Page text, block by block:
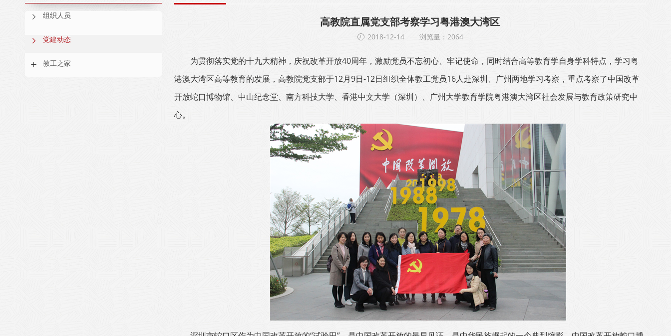
组织人员
党建动态
教工之家
高教院直属党支部考察学习粤港澳大湾区
2018-12-14 浏览量：2064
为贯彻落实党的十九大精神，庆祝改革开放40周年，激励党员不忘初心、牢记使命，同时结合高等教育学自身学科特点，学习粤
港澳大湾区高等教育的发展，高教院党支部于12月9日-12日组织全体教工党员16人赴深圳、广州两地学习考察，重点考察了中国改革
开放蛇口博物馆、中山纪念堂、南方科技大学、香港中文大学（深圳）、广州大学教育学院粤港澳大湾区社会发展与教育政策研究中
心。